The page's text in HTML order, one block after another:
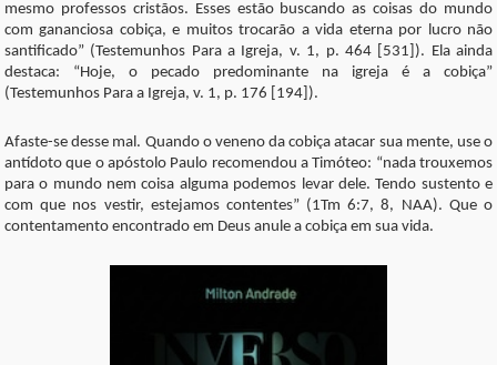
mesmo professos cristãos. Esses estão buscando as coisas do mundo
com gananciosa cobiça, e muitos trocarão a vida eterna por lucro não
santificado” (Testemunhos Para a Igreja, v. 1, p. 464 [531]). Ela ainda
destaca: “Hoje, o pecado predominante na igreja é a cobiça”
(Testemunhos Para a Igreja, v. 1, p. 176 [194]).
Afaste-se desse mal. Quando o veneno da cobiça atacar sua mente, use o
antídoto que o apóstolo Paulo recomendou a Timóteo: “nada trouxemos
para o mundo nem coisa alguma podemos levar dele. Tendo sustento e
com que nos vestir, estejamos contentes” (1Tm 6:7, 8, NAA). Que o
contentamento encontrado em Deus anule a cobiça em sua vida.